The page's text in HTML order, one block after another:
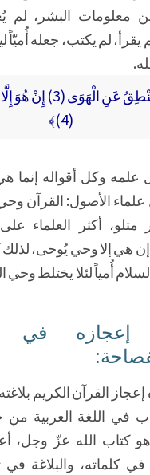
معلومات البشر، لم
لم يكتب، جعله
﴿ وَمَا يَنْطِقُ عَنِ
(4)﴾
علمه وكل أقواله إنما
الأصول: القرآن
أكثر العلماء
هي إلا وحي يُوحى، لذلك
أُمياً لئلا يختلط وحي
إعجازه في
القرآن الكريم
في اللغة العربية
هو كتاب الله عزّ وجل،
كلماته، والبلاغة في